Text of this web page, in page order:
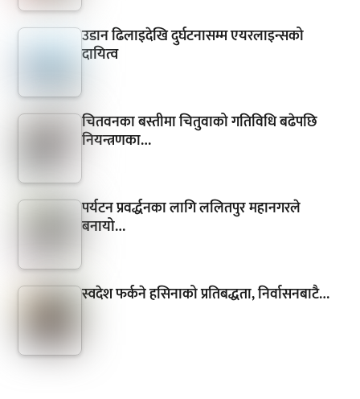
उडान ढिलाइदेखि दुर्घटनासम्म एयरलाइन्सको
दायित्व
चितवनका बस्तीमा चितुवाको गतिविधि बढेपछि
नियन्त्रणका…
पर्यटन प्रवर्द्धनका लागि ललितपुर महानगरले
बनायो…
स्वदेश फर्कने हसिनाको प्रतिबद्धता, निर्वासनबाटै…